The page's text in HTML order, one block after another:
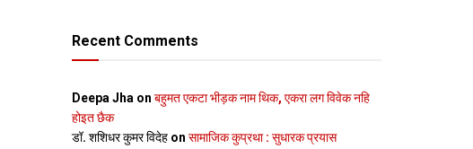
Recent Comments
Deepa Jha on बहुमत एकटा भीड़क नाम थिक, एकरा लग विवेक नहि
होइत छैक
डॉ. शशिधर कुमर विदेह on सामाजिक कुप्रथा : सुधारक प्रयास